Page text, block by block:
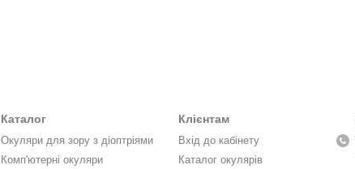
Каталог
Окуляри для зору з діоптріями
Комп'ютерні окуляри
Клієнтам
Вхід до кабінету
Каталог окулярів